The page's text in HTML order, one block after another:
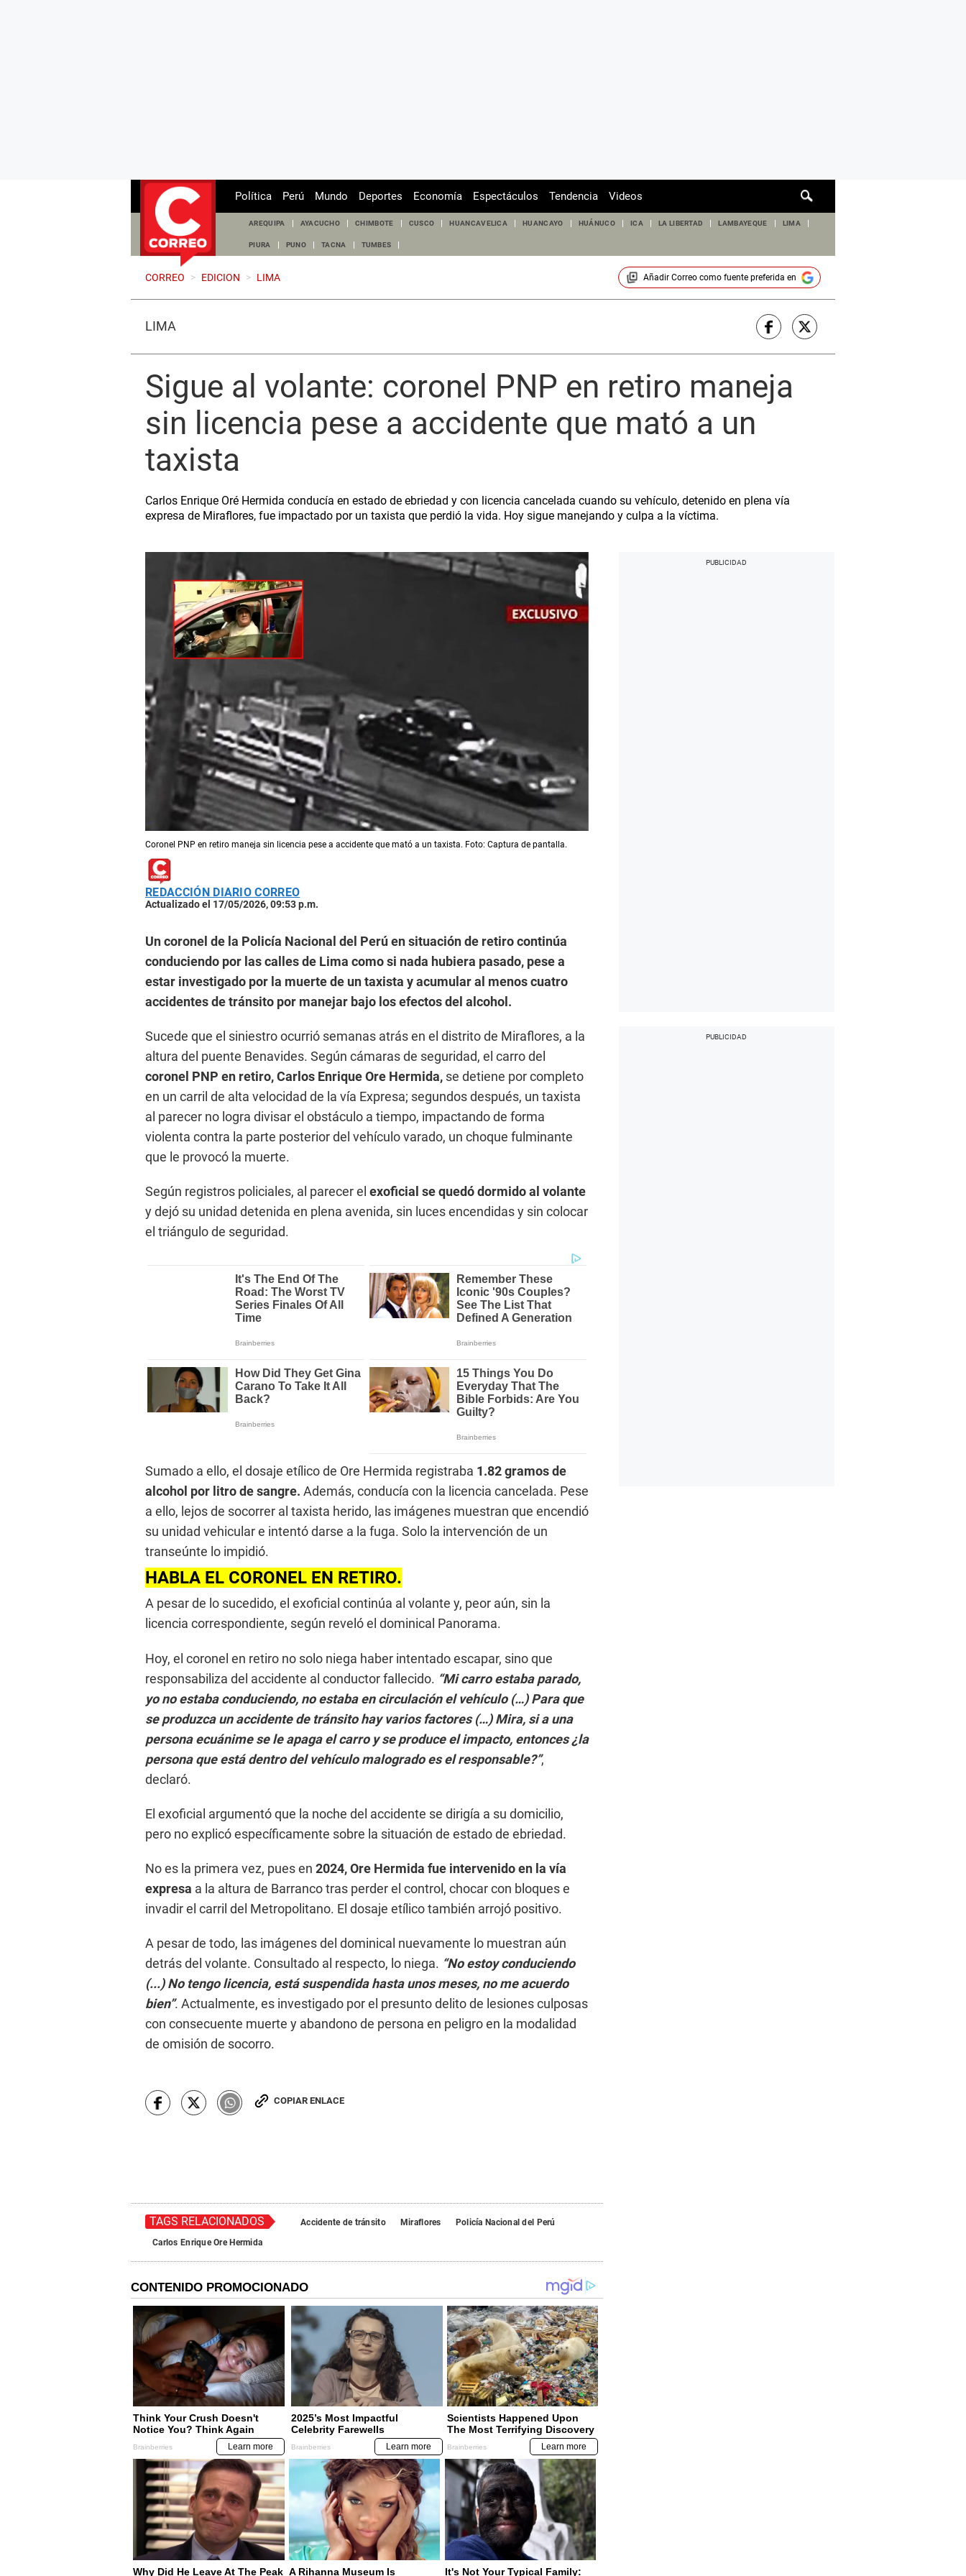
de
Política Perú Mundo Deportes Economía Espectáculos Tendencia Videos
AREQUIPA AYACUCHO CHIMBOTE CUSCO HUANCAVELICA HUANCAYO HUÁNUCO ICA LA LIBERTAD LAMBAYEQUE LIMA
PIURA PUNO TACNA TUMBES
CORREO > EDICION > LIMA Añadir Correocomo fuente preferida en
LIMA
Sigue al volante: coronel PNP en retiro maneja
sin licencia pese a accidente que mató a un
taxista
Carlos Enrique Oré Hermida conducía en estado de ebriedad y con licencia cancelada cuando su vehículo, detenido en plena vía
expresa de Miraflores, fue impactado por un taxista que perdió la vida. Hoy sigue manejando y culpa a la víctima.
Coronel PNP en retiro maneja sin licencia pese a accidente que mató a un taxista. Foto: Captura de pantalla.
REDACCIÓN DIARIO CORREO
Actualizado el 17/05/2026, 09:53 p.m.
Un coronel de la Policía Nacional del Perú en situación de retiro continúa
conduciendo por las calles de Lima como si nada hubiera pasado, pese a
estar investigado por la muerte de un taxista y acumular al menos cuatro
accidentes de tránsito por manejar bajo los efectos del alcohol.
Sucede que el siniestro ocurrió semanas atrás en el distrito de Miraflores, a la
altura del puente Benavides. Según cámaras de seguridad, el carro del
coronel PNP en retiro, Carlos Enrique Ore Hermida, se detiene por completo
en un carril de alta velocidad de la vía Expresa; segundos después, un taxista
al parecer no logra divisar el obstáculo a tiempo, impactando de forma
violenta contra la parte posterior del vehículo varado, un choque fulminante
que le provocó la muerte.
Según registros policiales, al parecer el exoficial se quedó dormido al volante
y dejó su unidad detenida en plena avenida, sin luces encendidas y sin colocar
el triángulo de seguridad.
Sumado a ello, el dosaje etílico de Ore Hermida registraba 1.82 gramos de
alcohol por litro de sangre. Además, conducía con la licencia cancelada. Pese
a ello, lejos de socorrer al taxista herido, las imágenes muestran que encendió
su unidad vehicular e intentó darse a la fuga. Solo la intervención de un
transeúnte lo impidió.
HABLA EL CORONEL EN RETIRO.
A pesar de lo sucedido, el exoficial continúa al volante y, peor aún, sin la
licencia correspondiente, según reveló el dominical Panorama.
Hoy, el coronel en retiro no solo niega haber intentado escapar, sino que
responsabiliza del accidente al conductor fallecido. “Mi carro estaba parado,
yo no estaba conduciendo, no estaba en circulación el vehículo (…) Para que
se produzca un accidente de tránsito hay varios factores (…) Mira, si a una
persona ecuánime se le apaga el carro y se produce el impacto, entonces ¿la
persona que está dentro del vehículo malogrado es el responsable?”,
declaró.
El exoficial argumentó que la noche del accidente se dirigía a su domicilio,
pero no explicó específicamente sobre la situación de estado de ebriedad.
No es la primera vez, pues en 2024, Ore Hermida fue intervenido en la vía
expresa a la altura de Barranco tras perder el control, chocar con bloques e
invadir el carril del Metropolitano. El dosaje etílico también arrojó positivo.
A pesar de todo, las imágenes del dominical nuevamente lo muestran aún
detrás del volante. Consultado al respecto, lo niega. “No estoy conduciendo
(...) No tengo licencia, está suspendida hasta unos meses, no me acuerdo
bien”. Actualmente, es investigado por el presunto delito de lesiones culposas
con consecuente muerte y abandono de persona en peligro en la modalidad
de omisión de socorro.
COPIAR ENLACE
TAGS RELACIONADOS Accidente de tránsito Miraflores
Policía Nacional del Perú
Carlos Enrique Ore Hermida